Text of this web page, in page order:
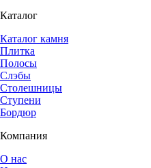
Каталог
Каталог камня
Плитка
Полосы
Слэбы
Столешницы
Ступени
Бордюр
Компания
О нас